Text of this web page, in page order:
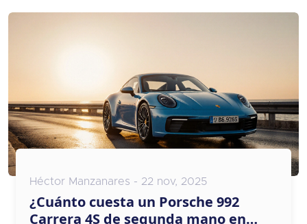
Héctor Manzanares - 22 nov, 2025
¿Cuánto cuesta un Porsche 992
Carrera 4S de segunda mano en